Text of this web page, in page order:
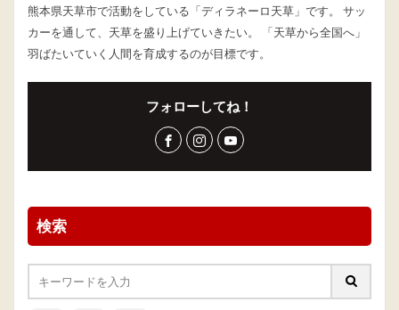
熊本県天草市で活動をしている「ディラネーロ天草」です。 サッ
カーを通して、天草を盛り上げていきたい。 「天草から全国へ」
羽ばたいていく人間を育成するのが目標です。
フォローしてね！
検索